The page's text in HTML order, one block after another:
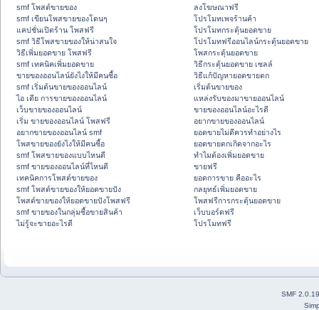
smf โพสต์ขายของ
smf เขียนโพสขายของโดนๆ
แคปชั่นเปิดร้าน โพสฟรี
smf วิธีโพสขายของให้น่าสนใจ
วิธีเพิ่มยอดขาย โพสฟรี
smf เทคนิคเพิ่มยอดขาย
ขายของออนไลน์ยังไงให้มีคนซื้อ
smf เริ่มต้นขายของออนไลน์
ไอ เดีย การขายของออนไลน์
เว็บขายของออนไลน์
เริ่ม ขายของออนไลน์ โพสฟรี
อยากขายของออนไลน์ smf
โพสขายของยังไงให้มีคนซื้อ
smf โพสขายของแบบไหนดี
smf ขายของออนไลน์ที่ไหนดี
เทคนิคการโพสต์ขายของ
smf โพสต์ขายของให้ยอดขายปัง
โพสต์ขายของให้ยอดขายปังโพสฟรี
smf ขายของในกลุ่มซื้อขายสินค้า
ไม่รู้จะขายอะไรดี
ลงโฆษณาฟรี
โปรโมทเพจร้านค้า
โปรโมทกระตุ้นยอดขาย
โปรโมทฟรีออนไลน์กระตุ้นยอดขาย
โพสกระตุ้นยอดขาย
วิธีกระตุ้นยอดขาย เซลล์
วิธีแก้ปัญหายอดขายตก
เริ่มต้นขายของ
แหล่งรับของมาขายออนไลน์
ขายของออนไลน์อะไรดี
อยากขายของออนไลน์
ยอดขายไม่ดีควรทำอย่างไร
ยอดขายตกเกิดจากอะไร
ทำไมต้องเพิ่มยอดขาย
ขายฟรี
ยอดการขาย คืออะไร
กลยุทธ์เพิ่มยอดขาย
โพสฟรีการกระตุ้นยอดขาย
เว็บบอร์ดฟรี
โปรโมทฟรี
SMF 2.0.19